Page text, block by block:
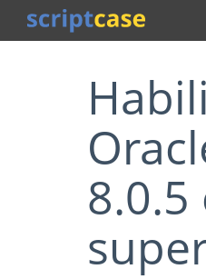
Habilitar
8.0.5